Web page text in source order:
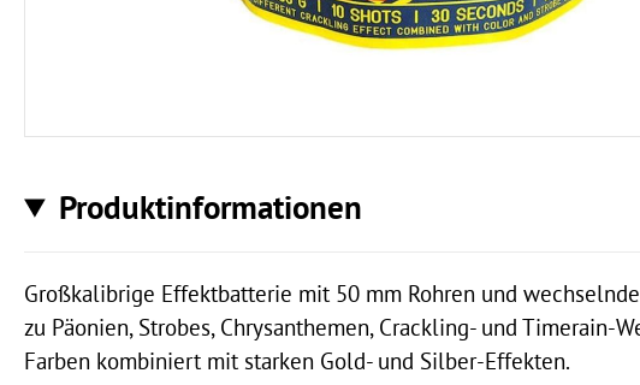
Produktinformationen
Großkalibrige Effektbatterie mit 50 mm Rohren und
zu Päonien, Strobes, Chrysanthemen, Crackling- und Timerain-
Farben kombiniert mit starken Gold- und Silber-Effekten.